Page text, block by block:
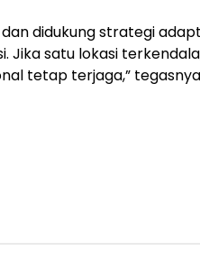
didukung strategi
satu lokasi
tetap terjaga,”